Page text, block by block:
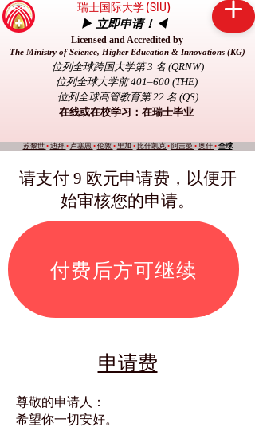
瑞士国际大学 (SIU)
▶ 立即申请！◀
Licensed and Accredited by
The Ministry of Science, Higher Education & Innovations (KG)
位列全球跨国大学第 3 名 (QRNW)
位列全球大学前 401–600 (THE)
位列全球高管教育第 22 名 (QS)
在线或在校学习：在瑞士毕业
苏黎世 • 迪拜 • 卢塞恩 • 伦敦 • 里加 • 比什凯克 • 阿吉曼 • 奥什 • 全球
请支付 9 欧元申请费，以便开
始审核您的申请。
付费后方可继续
申请费
尊敬的申请人：
希望你一切安好。